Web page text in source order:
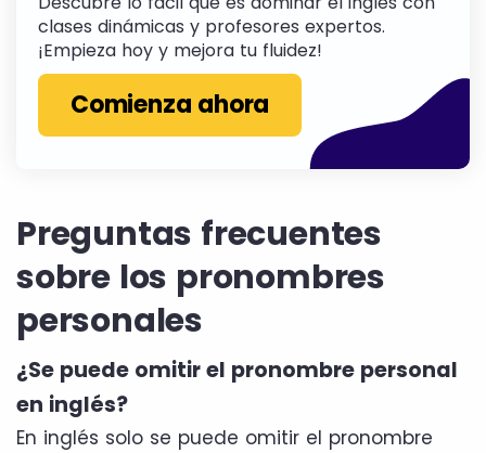
clases dinámicas y profesores expertos.
¡Empieza hoy y mejora tu fluidez!
Comienza ahora
Preguntas frecuentes
sobre los pronombres
personales
¿Se puede omitir el pronombre personal
en inglés?
En inglés solo se puede omitir el pronombre